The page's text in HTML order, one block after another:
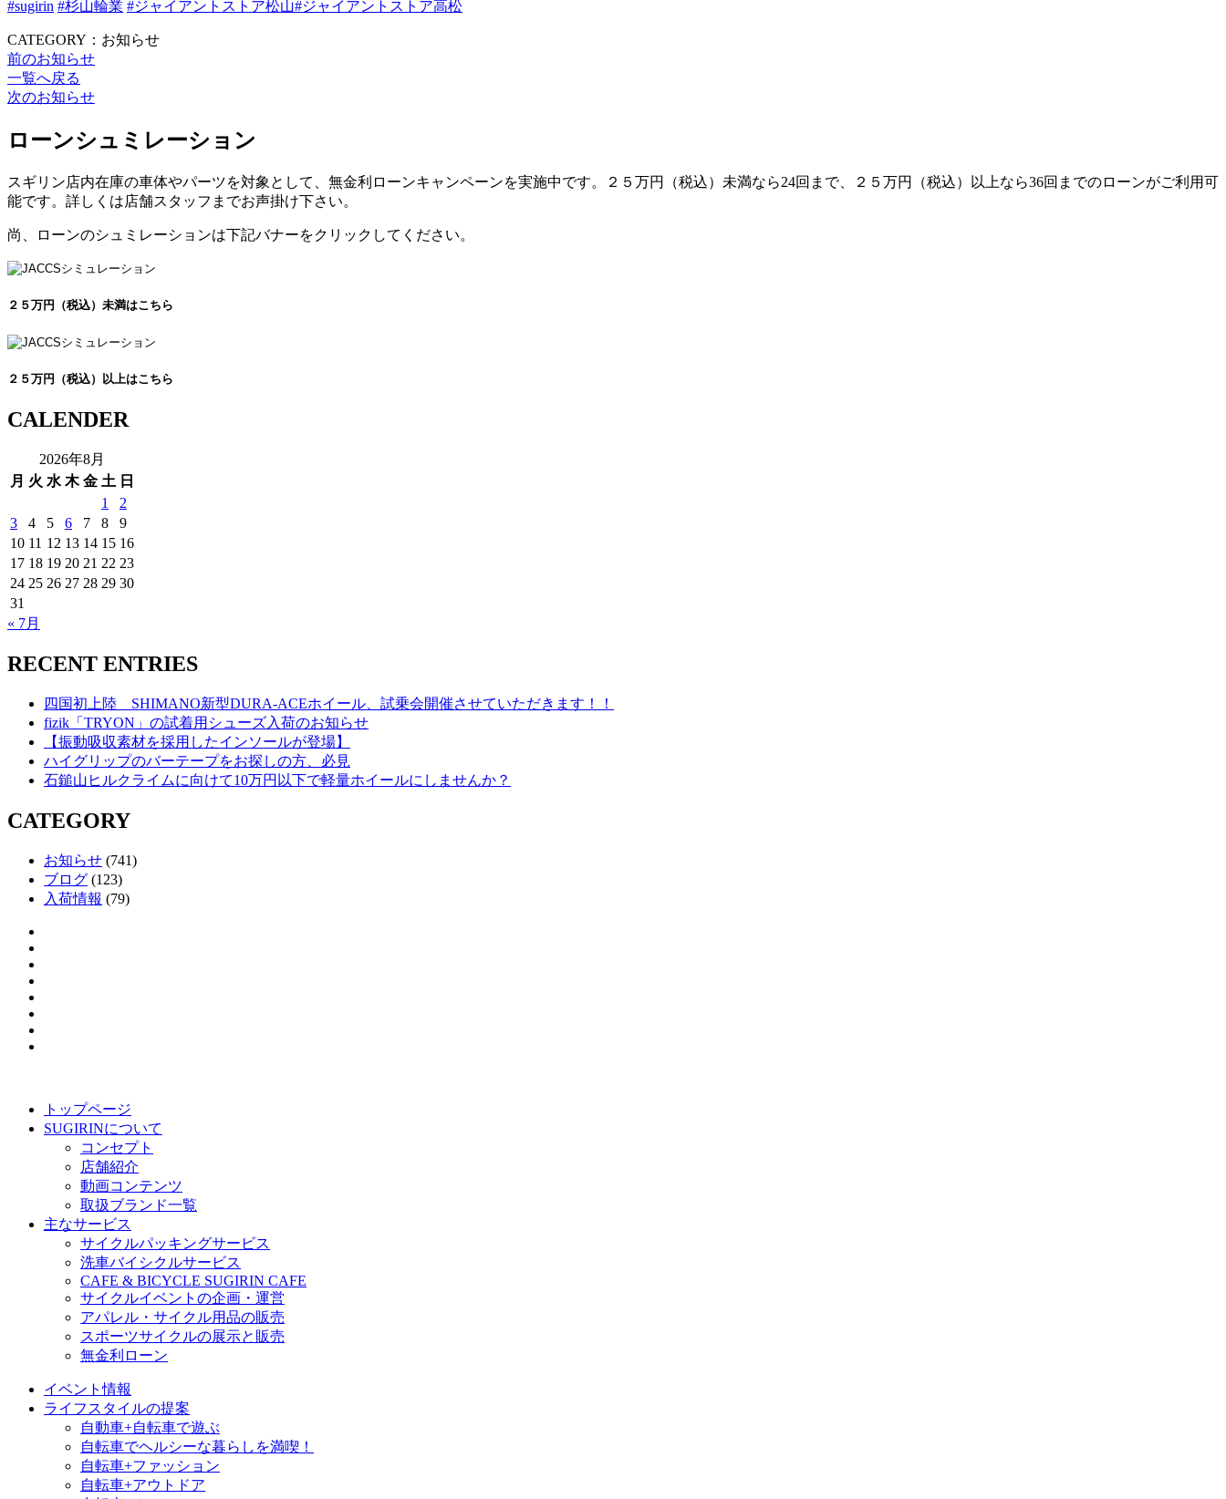
#sugirin #杉山輪業 #ジャイアントストア松山#ジャイアントストア高松
CATEGORY：お知らせ
前のお知らせ
一覧へ戻る
次のお知らせ
ローンシュミレーション
スギリン店内在庫の車体やパーツを対象として、無金利ローンキャンペーンを実施中です。２５万円（税込）未満なら24回まで、２５万円（税込）以上なら36回までのローンがご利用可
能です。詳しくは店舗スタッフまでお声掛け下さい。
尚、ローンのシュミレーションは下記バナーをクリックしてください。
２５万円（税込）未満はこちら
２５万円（税込）以上はこちら
CALENDER
2026年8月
月 火 水 木 金 土 日
1
2
3
4 5 6 7 8
9
10 11 12 13 14 15 16
17 18 19 20 21 22 23
24 25 26 27 28 29 30
31
« 7月
RECENT ENTRIES
四国初上陸 SHIMANO新型DURA-ACEホイール、試乗会開催させていただきます！！
fizik「TRYON」の試着用シューズ入荷のお知らせ
【振動吸収素材を採用したインソールが登場】
ハイグリップのバーテープをお探しの方、必見
石鎚山ヒルクライムに向けて10万円以下で軽量ホイールにしませんか？
CATEGORY
お知らせ (741)
ブログ (123)
入荷情報 (79)
トップページ
SUGIRINについて
コンセプト
店舗紹介
動画コンテンツ
取扱ブランド一覧
主なサービス
サイクルパッキングサービス
洗車バイシクルサービス
CAFE & BICYCLE SUGIRIN CAFE
サイクルイベントの企画・運営
アパレル・サイクル用品の販売
スポーツサイクルの展示と販売
無金利ローン
イベント情報
ライフスタイルの提案
自動車+自転車で遊ぶ
自転車でヘルシーな暮らしを満喫！
自転車+ファッション
自転車+アウトドア